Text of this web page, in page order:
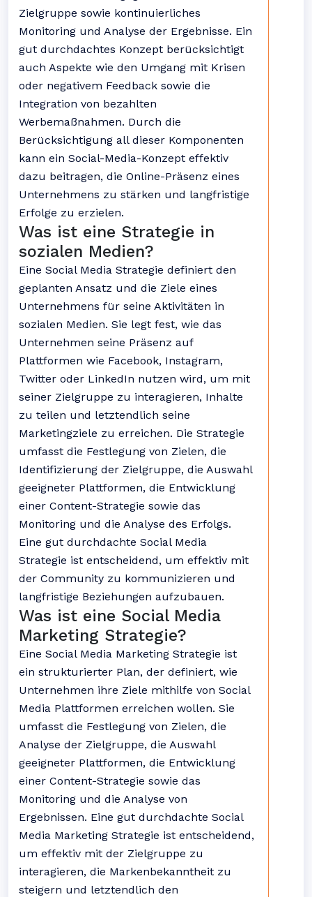
Zielgruppe sowie kontinuierliches
Monitoring und Analyse der Ergebnisse. Ein
gut durchdachtes Konzept berücksichtigt
auch Aspekte wie den Umgang mit Krisen
oder negativem Feedback sowie die
Integration von bezahlten
Werbemaßnahmen. Durch die
Berücksichtigung all dieser Komponenten
kann ein Social-Media-Konzept effektiv
dazu beitragen, die Online-Präsenz eines
Unternehmens zu stärken und langfristige
Erfolge zu erzielen.
Was ist eine Strategie in
sozialen Medien?
Eine Social Media Strategie definiert den
geplanten Ansatz und die Ziele eines
Unternehmens für seine Aktivitäten in
sozialen Medien. Sie legt fest, wie das
Unternehmen seine Präsenz auf
Plattformen wie Facebook, Instagram,
Twitter oder LinkedIn nutzen wird, um mit
seiner Zielgruppe zu interagieren, Inhalte
zu teilen und letztendlich seine
Marketingziele zu erreichen. Die Strategie
umfasst die Festlegung von Zielen, die
Identifizierung der Zielgruppe, die Auswahl
geeigneter Plattformen, die Entwicklung
einer Content-Strategie sowie das
Monitoring und die Analyse des Erfolgs.
Eine gut durchdachte Social Media
Strategie ist entscheidend, um effektiv mit
der Community zu kommunizieren und
langfristige Beziehungen aufzubauen.
Was ist eine Social Media
Marketing Strategie?
Eine Social Media Marketing Strategie ist
ein strukturierter Plan, der definiert, wie
Unternehmen ihre Ziele mithilfe von Social
Media Plattformen erreichen wollen. Sie
umfasst die Festlegung von Zielen, die
Analyse der Zielgruppe, die Auswahl
geeigneter Plattformen, die Entwicklung
einer Content-Strategie sowie das
Monitoring und die Analyse von
Ergebnissen. Eine gut durchdachte Social
Media Marketing Strategie ist entscheidend,
um effektiv mit der Zielgruppe zu
interagieren, die Markenbekanntheit zu
steigern und letztendlich den